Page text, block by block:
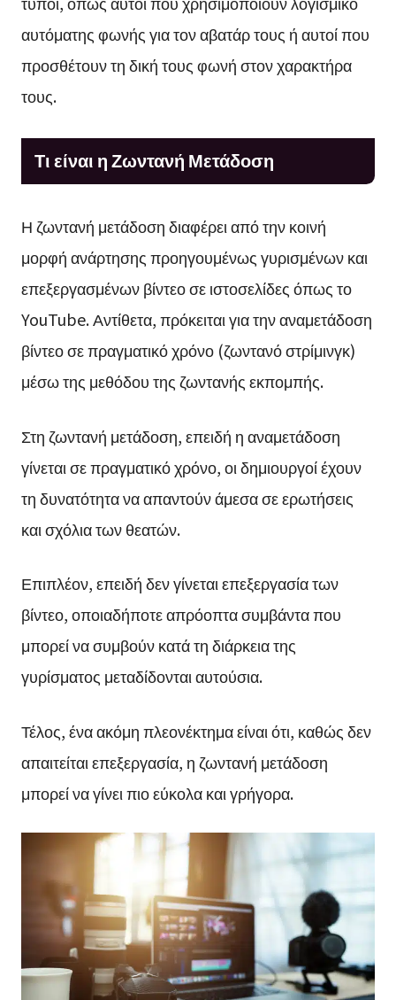
αυτόματης φωνής για τον αβατάρ τους ή αυτοί που
προσθέτουν τη δική τους φωνή στον χαρακτήρα
τους.
Τι είναι η Ζωντανή Μετάδοση
Η ζωντανή μετάδοση διαφέρει από την κοινή
μορφή ανάρτησης προηγουμένως γυρισμένων και
επεξεργασμένων βίντεο σε ιστοσελίδες όπως το
YouTube. Αντίθετα, πρόκειται για την αναμετάδοση
βίντεο σε πραγματικό χρόνο (ζωντανό στρίμινγκ)
μέσω της μεθόδου της ζωντανής εκπομπής.
Στη ζωντανή μετάδοση, επειδή η αναμετάδοση
γίνεται σε πραγματικό χρόνο, οι δημιουργοί έχουν
τη δυνατότητα να απαντούν άμεσα σε ερωτήσεις
και σχόλια των θεατών.
Επιπλέον, επειδή δεν γίνεται επεξεργασία των
βίντεο, οποιαδήποτε απρόοπτα συμβάντα που
μπορεί να συμβούν κατά τη διάρκεια της
γυρίσματος μεταδίδονται αυτούσια.
Τέλος, ένα ακόμη πλεονέκτημα είναι ότι, καθώς δεν
απαιτείται επεξεργασία, η ζωντανή μετάδοση
μπορεί να γίνει πιο εύκολα και γρήγορα.